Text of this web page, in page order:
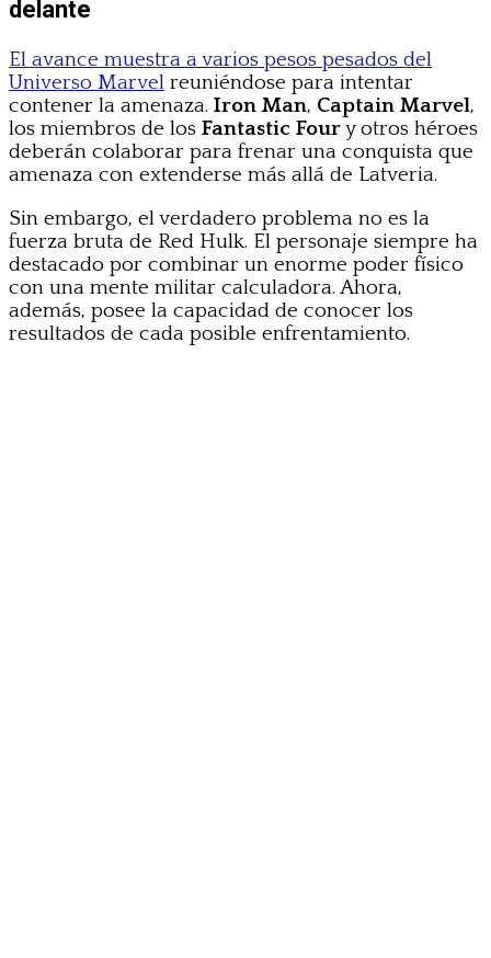
delante
El avance muestra a varios pesos pesados del
Universo Marvel reuniéndose para intentar
contener la amenaza. Iron Man, Captain Marvel,
los miembros de los Fantastic Foury otros héroes
deberán colaborar para frenar una conquista que
amenaza con extenderse más allá de Latveria.
Sin embargo, el verdadero problema no es la
fuerza bruta de Red Hulk. El personaje siempre ha
destacado por combinar un enorme poder físico
con una mente militar calculadora. Ahora,
además, posee la capacidad de conocer los
resultados de cada posible enfrentamiento.